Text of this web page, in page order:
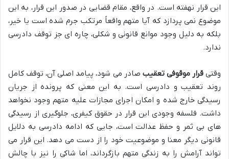
این قرار نهفته است. در واقع، مقام قضایی در صدور این قرار، به این
موضوع نمی پردازد که آیا متهم واقعاً مرتکب جرم شده است یا خیر،
بلکه به دلیل وجود موانع قانونی و شکلی، چاره ای جز توقف دادرسی
ندارد.
وقتیقرار موقوفی تعقیب صادر می شود، پیامد اصلی آن، توقف کامل
روند تعقیب و دادرسی است. به این معنی که پرونده از جریان
رسیدگی خارج شده و امکان اجرای مجازات علیه متهم وجود نخواهد
داشت. فلسفه وجودی این قرار در حقوق کیفری، جلوگیری از رسیدگی
های بی ثمر و حفظ عدالت است، جایی که ادامه دادرسی به دلایل
قانونی دیگر معنا و موضوعیت خود را از دست می دهد. این قرار می
تواند آرامش را به زندگی متهم بازگرداند، اما شاکی را نیز با چالش